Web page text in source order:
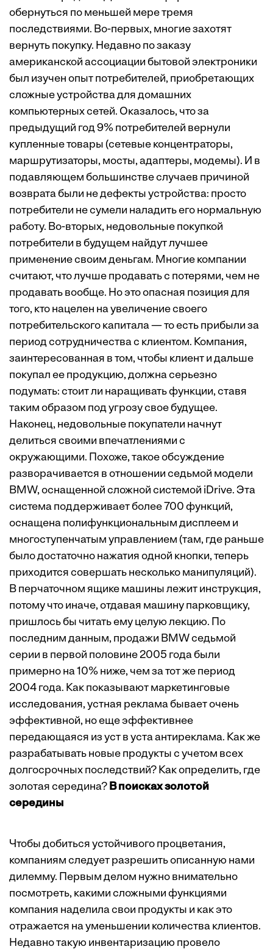
обернуться по меньшей мере тремя
последствиями. Во-первых, многие захотят
вернуть покупку. Недавно по заказу
американской ассоциации бытовой электроники
был изучен опыт потребителей, приобретающих
сложные устройства для домашних
компьютерных сетей. Оказалось, что за
предыдущий год 9% потребителей вернули
купленные товары (сетевые концентраторы,
маршрутизаторы, мосты, адаптеры, модемы). И в
подавляющем большинстве случаев причиной
возврата были не дефекты устройства: просто
потребители не сумели наладить его нормальную
работу. Во-вторых, недовольные покупкой
потребители в будущем найдут лучшее
применение своим деньгам. Многие компании
считают, что лучше продавать с потерями, чем не
продавать вообще. Но это опасная позиция для
того, кто нацелен на увеличение своего
потребительского капитала — то есть прибыли за
период сотрудничества с клиентом. Компания,
заинтересованная в том, чтобы клиент и дальше
покупал ее продукцию, должна серьезно
подумать: стоит ли наращивать функции, ставя
таким образом под угрозу свое будущее.
Наконец, недовольные покупатели начнут
делиться своими впечатлениями с
окружающими. Похоже, такое обсуждение
разворачивается в отношении седьмой модели
BMW, оснащенной сложной системой iDrive. Эта
система поддерживает более 700 функций,
оснащена полифункциональным дисплеем и
многоступенчатым управлением (там, где раньше
было достаточно нажатия одной кнопки, теперь
приходится совершать несколько манипуляций).
В перчаточном ящике машины лежит инструкция,
потому что иначе, отдавая машину парковщику,
пришлось бы читать ему целую лекцию. По
последним данным, продажи BMW седьмой
серии в первой половине 2005 года были
примерно на 10% ниже, чем за тот же период
2004 года. Как показывают маркетинговые
исследования, устная реклама бывает очень
эффективной, но еще эффективнее
передающаяся из уст в уста антиреклама. Как же
разрабатывать новые продукты с учетом всех
долгосрочных последствий? Как определить, где
золотая середина? В поисках золотой
середины
Чтобы добиться устойчивого процветания,
компаниям следует разрешить описанную нами
дилемму. Первым делом нужно внимательно
посмотреть, какими сложными функциями
компания наделила свои продукты и как это
отражается на уменьшении количества клиентов.
Недавно такую инвентаризацию провело